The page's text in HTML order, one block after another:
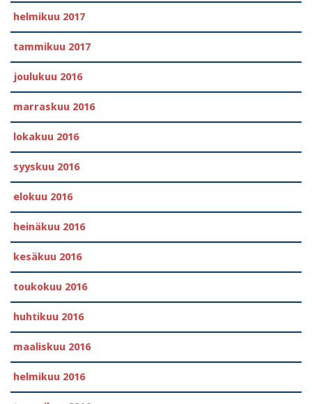
helmikuu 2017
tammikuu 2017
joulukuu 2016
marraskuu 2016
lokakuu 2016
syyskuu 2016
elokuu 2016
heinäkuu 2016
kesäkuu 2016
toukokuu 2016
huhtikuu 2016
maaliskuu 2016
helmikuu 2016